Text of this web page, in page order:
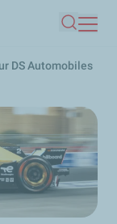
DS Automobiles